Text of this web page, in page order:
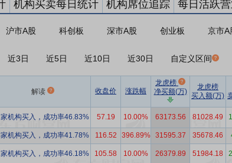
机构买卖每日统计 机构席位追踪 每日活跃
沪市A股 科创板 深市A股 创业板 京市A
近3日 近5日 近10日 近30日 自定义区间
解读 收盘价 涨跌幅
龙虎榜
净买额(万)
龙虎榜
买入额(万)
机构买入，成功率46.83% 57.19 10.00% 63173.56 81028.49
机构买入，成功率41.78% 116.52 396.89% 31595.37 35678.46
机构买入，成功率46.18% 105.58 10.00% 26379.89 51984.18